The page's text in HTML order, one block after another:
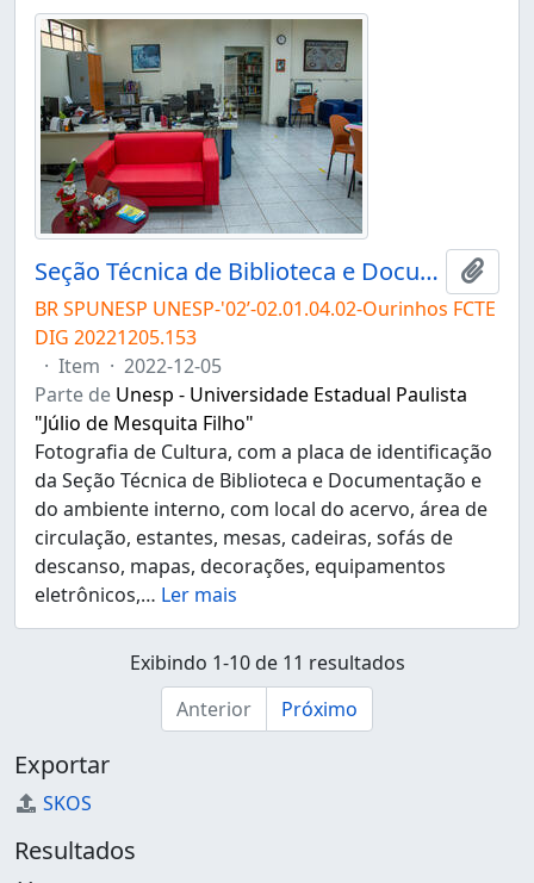
Seção Técnica de Biblioteca e Documentação do Campus de Ourinhos
BR SPUNESP UNESP-'02’-02.01.04.02-Ourinhos FCTE
DIG 20221205.153
· Item · 2022-12-05
Parte de Unesp - Universidade Estadual Paulista
"Júlio de Mesquita Filho"
Fotografia de Cultura, com a placa de identificação
da Seção Técnica de Biblioteca e Documentação e
do ambiente interno, com local do acervo, área de
circulação, estantes, mesas, cadeiras, sofás de
descanso, mapas, decorações, equipamentos
eletrônicos,… Ler mais
Exibindo 1-10 de 11 resultados
Anterior
Próximo
Exportar
SKOS
Resultados